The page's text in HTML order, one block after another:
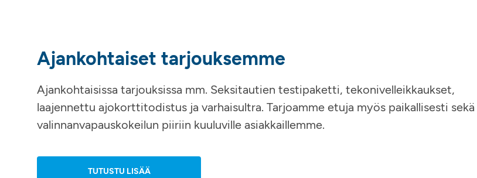
Ajankohtaiset tarjouksemme
Ajankohtaisissa tarjouksissa mm. Seksitautien testipaketti, tekonivelleikkaukset,
laajennettu ajokorttitodistus ja varhaisultra. Tarjoamme etuja myös paikallisesti sekä
valinnanvapauskokeilun piiriin kuuluville asiakkaillemme.
TUTUSTU LISÄÄ